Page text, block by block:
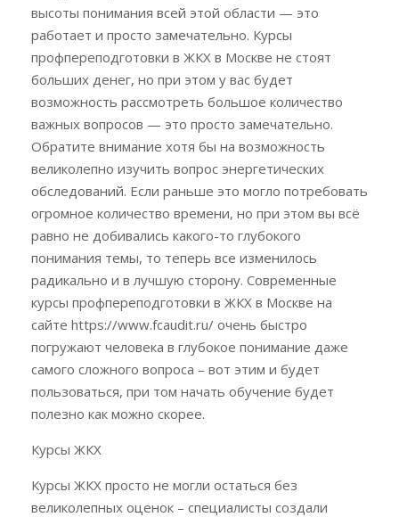
высоты понимания всей этой области — это
работает и просто замечательно. Курсы
профпереподготовки в ЖКХ в Москве не стоят
больших денег, но при этом у вас будет
возможность рассмотреть большое количество
важных вопросов — это просто замечательно.
Обратите внимание хотя бы на возможность
великолепно изучить вопрос энергетических
обследований. Если раньше это могло потребовать
огромное количество времени, но при этом вы всё
равно не добивались какого-то глубокого
понимания темы, то теперь все изменилось
радикально и в лучшую сторону. Современные
курсы профпереподготовки в ЖКХ в Москве на
сайте https://www.fcaudit.ru/ очень быстро
погружают человека в глубокое понимание даже
самого сложного вопроса – вот этим и будет
пользоваться, при том начать обучение будет
полезно как можно скорее.
Курсы ЖКХ
Курсы ЖКХ просто не могли остаться без
великолепных оценок – специалисты создали